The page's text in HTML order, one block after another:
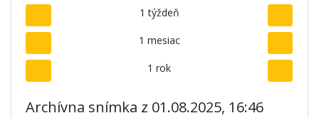
1 týždeň
1 mesiac
1 rok
Archívna snímka z 01.08.2025, 16:46